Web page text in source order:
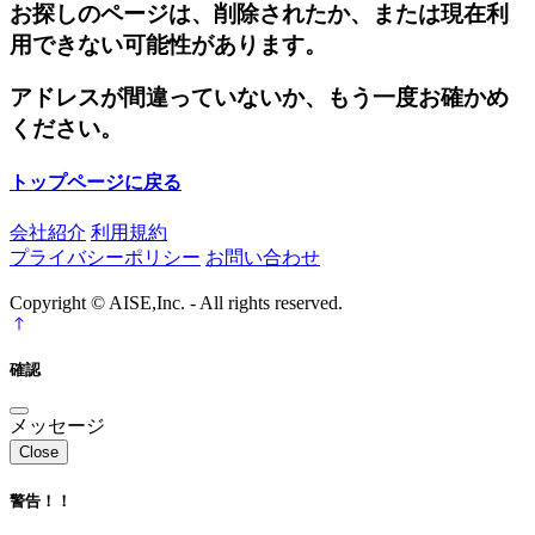
お探しのページは、削除されたか、または現在利
用できない可能性があります。
アドレスが間違っていないか、もう一度お確かめ
ください。
トップページに戻る
会社紹介 利用規約
プライバシーポリシー お問い合わせ
Copyright © AISE,Inc. - All rights reserved.
確認
メッセージ
Close
警告！！